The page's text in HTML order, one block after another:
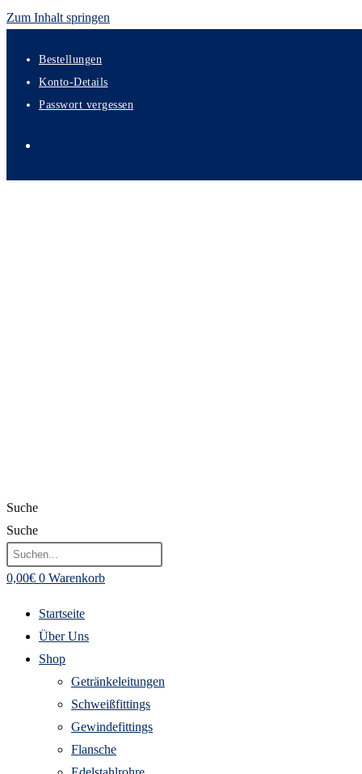
Zum Inhalt springen
Bestellungen
Konto-Details
Passwort vergessen
Suche
Suche
0,00€ 0 Warenkorb
Startseite
Über Uns
Shop
Getränkeleitungen
Schweißfittings
Gewindefittings
Flansche